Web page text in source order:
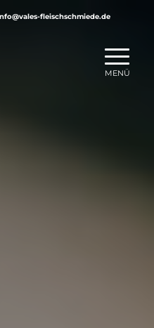
fleischschmiede.de